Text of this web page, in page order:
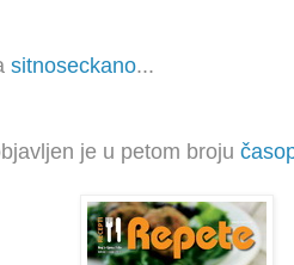
sitnoseckano...
je u petom broju